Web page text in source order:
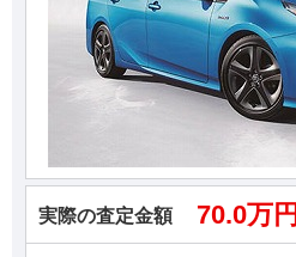
実際の査定金額 70.0万円